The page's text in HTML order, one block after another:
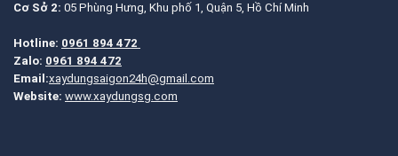
Cơ Sở 2: 05 Phùng Hưng, Khu phố 1, Quận 5, Hồ Chí Minh
Hotline: 0961 894 472
Zalo: 0961 894 472
Email:xaydungsaigon24h@gmail.com
Website: www.xaydungsg.com